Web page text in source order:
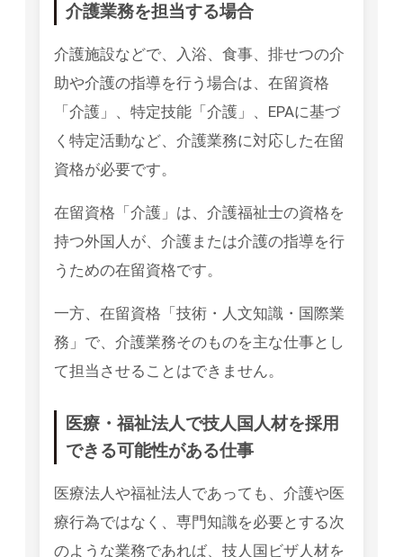
介護業務を担当する場合
介護施設などで、入浴、食事、排せつの介
助や介護の指導を行う場合は、在留資格
「介護」、特定技能「介護」、EPAに基づ
く特定活動など、介護業務に対応した在留
資格が必要です。
在留資格「介護」は、介護福祉士の資格を
持つ外国人が、介護または介護の指導を行
うための在留資格です。
一方、在留資格「技術・人文知識・国際業
務」で、介護業務そのものを主な仕事とし
て担当させることはできません。
医療・福祉法人で技人国人材を採用
できる可能性がある仕事
医療法人や福祉法人であっても、介護や医
療行為ではなく、専門知識を必要とする次
のような業務であれば、技人国ビザ人材を